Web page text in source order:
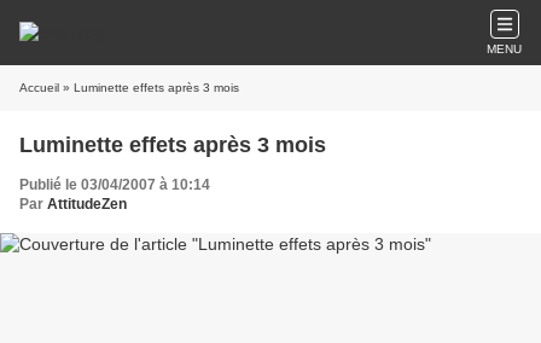
MENU
Accueil » Luminette effets après 3 mois
Luminette effets après 3 mois
Publié le 03/04/2007 à 10:14
Par AttitudeZen